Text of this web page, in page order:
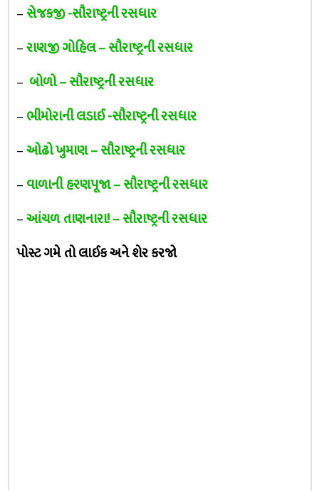
–સેજકજી -સૌરાષ્ટ્રની રસધાર
–રાણજી ગોહિલ – સૌરાષ્ટ્રની રસધાર
– બોળો – સૌરાષ્ટ્રની રસધાર
–ભીમોરાની લડાઈ -સૌરાષ્ટ્રની રસધાર
–ઓઢો ખુમાણ – સૌરાષ્ટ્રની રસધાર
–વાળાની હરણપૂજા – સૌરાષ્ટ્રની રસધાર
–આંચળ તાણનારા! – સૌરાષ્ટ્રની રસધાર
પોસ્ટ ગમે તો લાઈક અને શેર કરજો